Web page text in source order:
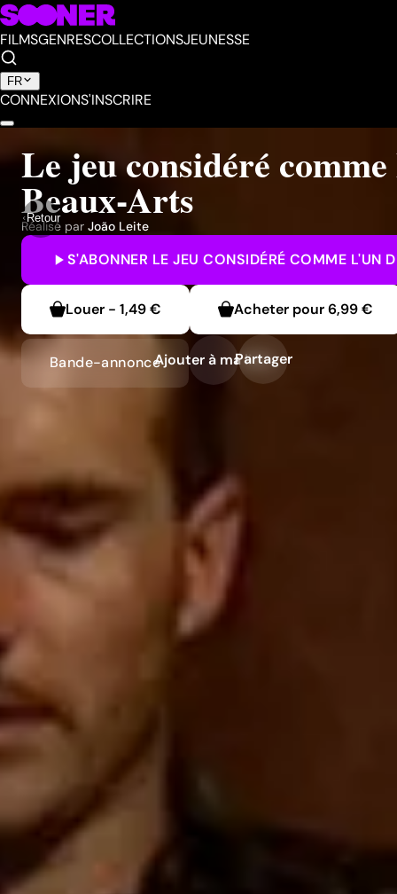
FILMSGENRESCOLLECTIONSJEUNESSE
FR
CONNEXIONS'INSCRIRE
Retour
Le jeu considéré
Beaux-Arts
Réalisé par João Leite
S'ABONNER LE JEU CONSIDÉRÉ COMME L'UN
Louer - 1,49 € Acheter pour6,99 €
Bande-annonceAjouter à ma liste
Partager